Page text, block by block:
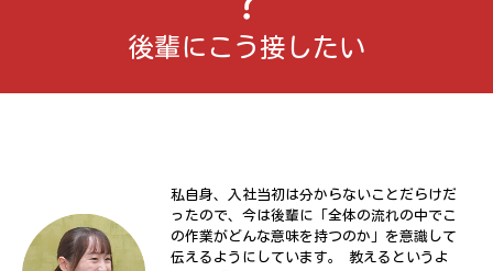
後輩にこう接したい
私自身、入社当初は分からないことだらけだ
ったので、今は後輩に「全体の流れの中でこ
の作業がどんな意味を持つのか」を意識して
伝えるようにしています。 教えるというよ